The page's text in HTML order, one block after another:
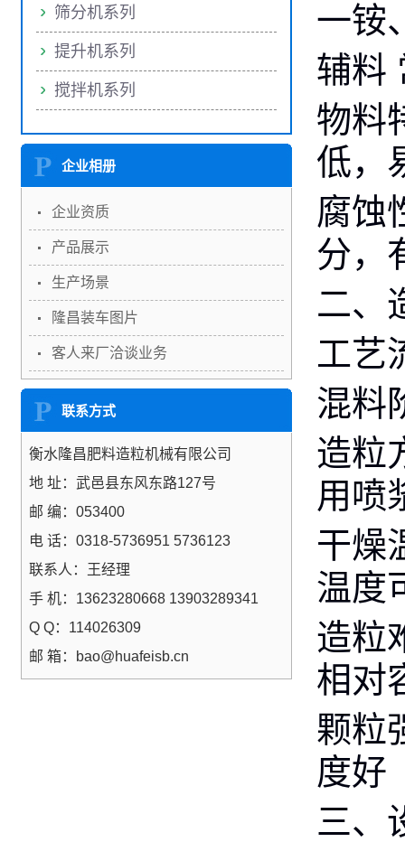
一铵
辅料
物料
低，
腐蚀
分，
二、
工艺
混料
造粒
用喷
干燥
温度
造粒
相对
颗粒
度好
三、
筛分机系列
提升机系列
搅拌机系列
企业相册
企业资质
产品展示
生产场景
隆昌装车图片
客人来厂洽谈业务
联系方式
衡水隆昌肥料造粒机械有限公司
地 址：武邑县东风东路127号
邮 编：053400
电 话：0318-5736951 5736123
联系人：王经理
手 机：13623280668 13903289341
Q Q：114026309
邮 箱：bao@huafeisb.cn